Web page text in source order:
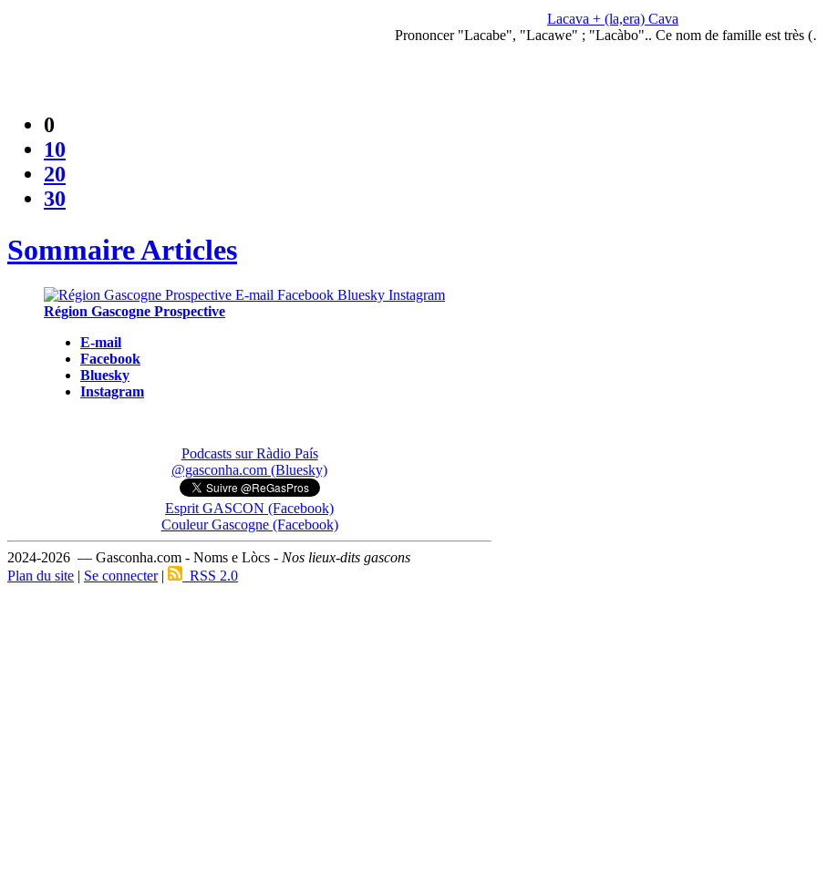
Lacava + (la,era) Cava
Prononcer "Lacabe", "Lacawe" ; "Lacàbo".. Ce nom de famille est très
0
10
20
30
Sommaire Articles
Région Gascogne Prospective
E-mail
Facebook
Bluesky
Instagram
Podcasts sur Ràdio País
@gasconha.com (Bluesky)
Esprit GASCON (Facebook)
Couleur Gascogne (Facebook)
2024-2026 — Gasconha.com - Noms e Lòcs - Nos lieux-dits gascons
Plan du site | Se connecter| RSS 2.0